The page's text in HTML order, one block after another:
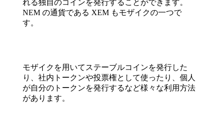
れる独自のコインを発行することができます。
NEM の通貨である XEM もモザイクの一つで
す。
モザイクを用いてステーブルコインを発行した
り、社内トークンや投票権として使ったり、個人
が自分のトークンを発行するなど様々な利用方法
があります。